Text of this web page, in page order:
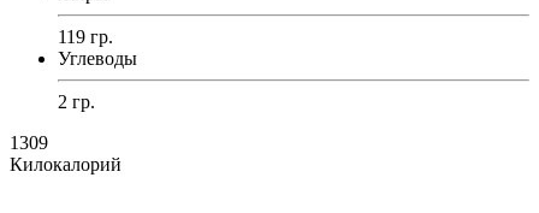
119 гр.
Углеводы
2 гр.
1309
Килокалорий